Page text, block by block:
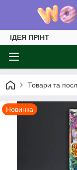
ІДЕЯ ПРІНТ
Товари та
Новинка